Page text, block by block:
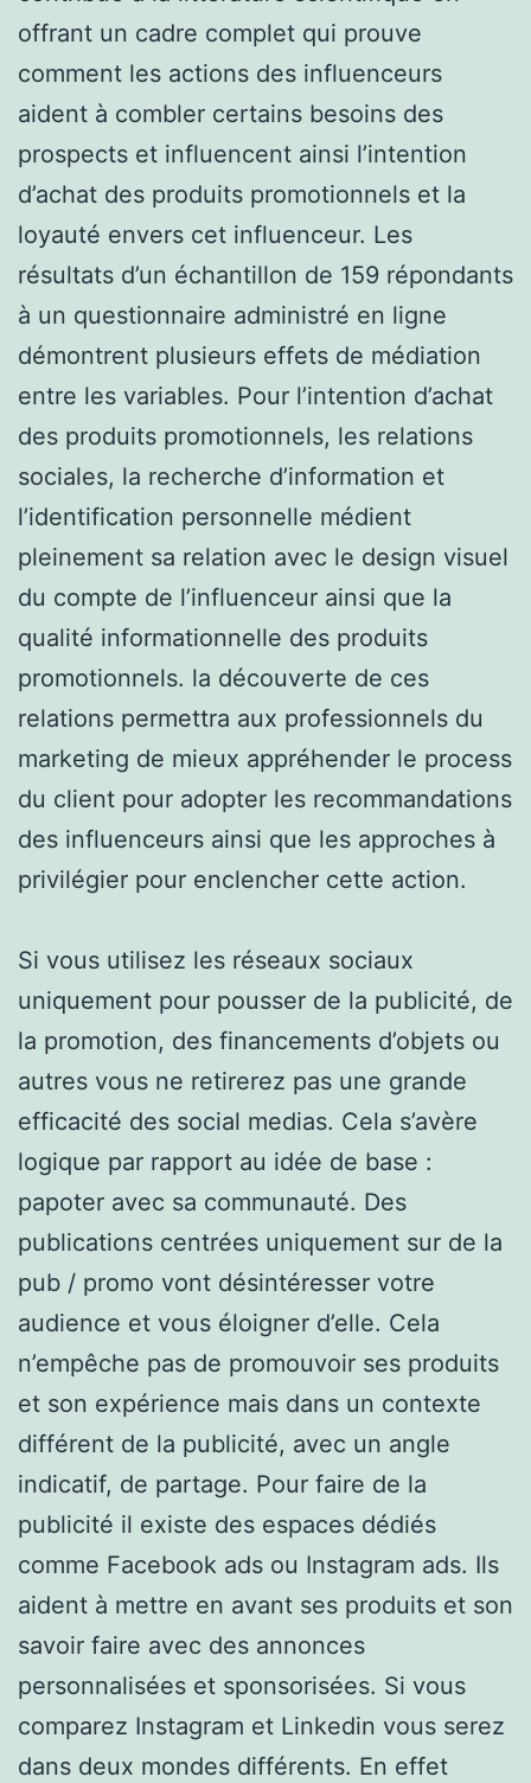
offrant un cadre complet qui prouve
comment les actions des influenceurs
aident à combler certains besoins des
prospects et influencent ainsi l’intention
d’achat des produits promotionnels et la
loyauté envers cet influenceur. Les
résultats d’un échantillon de 159 répondants
à un questionnaire administré en ligne
démontrent plusieurs effets de médiation
entre les variables. Pour l’intention d’achat
des produits promotionnels, les relations
sociales, la recherche d’information et
l’identification personnelle médient
pleinement sa relation avec le design visuel
du compte de l’influenceur ainsi que la
qualité informationnelle des produits
promotionnels. la découverte de ces
relations permettra aux professionnels du
marketing de mieux appréhender le process
du client pour adopter les recommandations
des influenceurs ainsi que les approches à
privilégier pour enclencher cette action.
Si vous utilisez les réseaux sociaux
uniquement pour pousser de la publicité, de
la promotion, des financements d’objets ou
autres vous ne retirerez pas une grande
efficacité des social medias. Cela s’avère
logique par rapport au idée de base :
papoter avec sa communauté. Des
publications centrées uniquement sur de la
pub / promo vont désintéresser votre
audience et vous éloigner d’elle. Cela
n’empêche pas de promouvoir ses produits
et son expérience mais dans un contexte
différent de la publicité, avec un angle
indicatif, de partage. Pour faire de la
publicité il existe des espaces dédiés
comme Facebook ads ou Instagram ads. Ils
aident à mettre en avant ses produits et son
savoir faire avec des annonces
personnalisées et sponsorisées. Si vous
comparez Instagram et Linkedin vous serez
dans deux mondes différents. En effet